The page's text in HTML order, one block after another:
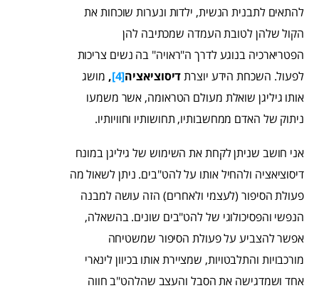
להתאים לתבנית הנשית, ילדות ונערות שוכחות את
הקול שלהן לטובת העמדה שמכתיבה להן
הפטריארכיה בנוגע לדרך ה"ראויה" בה נשים צריכות
לפעול. השכחת הידע יוצרתדיסוציאציה[4]
, מושג
אותו גיליגן שואלת מעולם הטראומה, אשר משמעו
ניתוק של האדם ממחשבותיו, תחושותיו וחוויותיו.
אני חושב שניתן לקחת את השימוש של גיליגן במונח
דיסוציאציה ולהחיל אותו על להט"בים. ניתן לשאול מה
פעולת הסיפור (לעצמי ולאחרים) הזה עושה למבנה
הנפשי והפסיכולוגי של להט"בים שונים. בהשאלה,
אפשר להצביע על פעולת הסיפור שמשטיחה
מורכבויות והתלבטויות, שמציירת אותו בכיוון לינארי
אחד ושמדגישה את הסבל והעצב שהלהט"ב חווה